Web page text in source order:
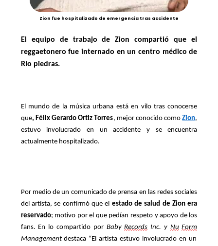
Zion fue hospitalizado de emergencia tras accidente
El equipo de trabajo de Zion compartió que el
reggaetonero fue internado en un centro médico de
Río piedras.
El mundo de la música urbana está en vilo tras conocerse
que, Félix Gerardo Ortiz Torres, mejor conocidocomoZion,
estuvo involucrado en un accidente y se encuentra
actualmente hospitalizado.
Por medio de un comunicado de prensa en las redes sociales
del artista, se confirmó que el estado de salud deZion era
reservado; motivo por el que pedían respeto y apoyo de los
fans. En lo compartido por BabyRecords Inc. y Nu Form
Management destaca “El artista estuvo involucrado en un